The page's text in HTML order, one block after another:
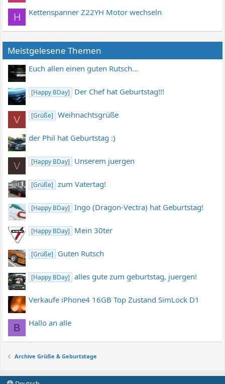
H Kettenspanner Z22YH Motor wechseln
Meistgelesene Themen
Euch allen einen guten Rutsch...
[Happy BDay] Der Chef hat Geburtstag!!!
V [Grüße] Weihnachtsgrüße
der Phil hat Geburtstag :)
V [Happy BDay] Unserem juergen
[Grüße] zum Vatertag!
[Happy BDay] Ingo (Dragon-Vectra) hat Geburtstag!
[Happy BDay] Mein 30ter
[Grüße] Guten Rutsch
[Happy BDay] alles gute zum geburtstag, juergen!
Verkaufe iPhone4 16GB Top Zustand SimLock D1
B Hallo an alle
Archive Grüße & Geburtstage